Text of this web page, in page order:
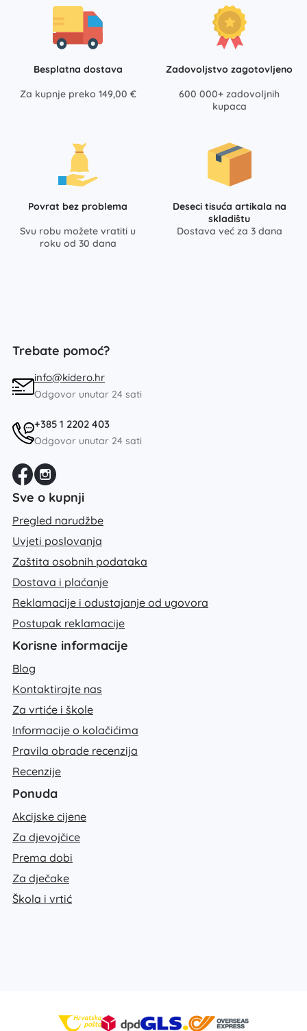
Besplatna dostava
Za kupnje preko 149,00 €
Zadovoljstvo zagotovljeno
600 000+ zadovoljnih
kupaca
Povrat bez problema
Svu robu možete vratiti u
roku od 30 dana
Deseci tisuća artikala na
skladištu
Dostava već za 3 dana
Trebate pomoć?
info@kidero.hr
Odgovor unutar 24 sati
+385 1 2202 403
Odgovor unutar 24 sati
Sve o kupnji
Pregled narudžbe
Uvjeti poslovanja
Zaštita osobnih podataka
Dostava i plaćanje
Reklamacije i odustajanje od ugovora
Postupak reklamacije
Korisne informacije
Blog
Kontaktirajte nas
Za vrtiće i škole
Informacije o kolačićima
Pravila obrade recenzija
Recenzije
Ponuda
Akcijske cijene
Za djevojčice
Prema dobi
Za dječake
Škola i vrtić